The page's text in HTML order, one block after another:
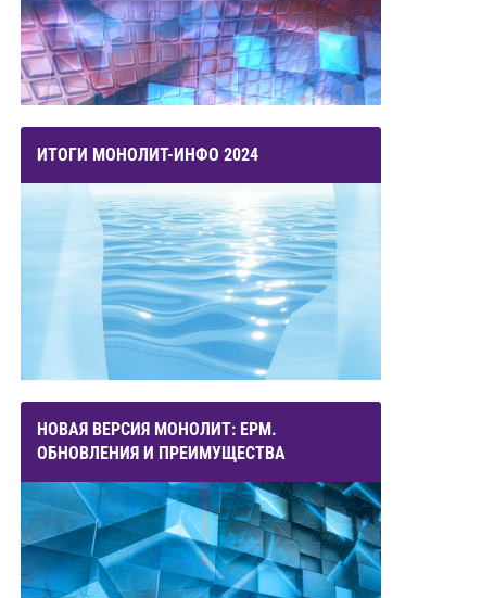
ИТОГИ МОНОЛИТ-ИНФО 2024
НОВАЯ ВЕРСИЯ МОНОЛИТ: ЕРМ.
ОБНОВЛЕНИЯ И ПРЕИМУЩЕСТВА